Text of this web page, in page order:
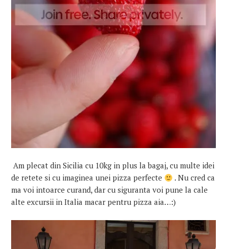
Am plecat din Sicilia cu 10kg in plus la bagaj, cu multe idei
de retete si cu imaginea unei pizza perfecte
. Nu cred ca
ma voi intoarce curand, dar cu siguranta voi pune la cale
alte excursii in Italia macar pentru pizza aia…:)